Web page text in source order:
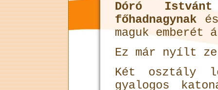
Dóró
főhadnagynakés
maguk
Ez már nyílt
Két osztály
gyalogos